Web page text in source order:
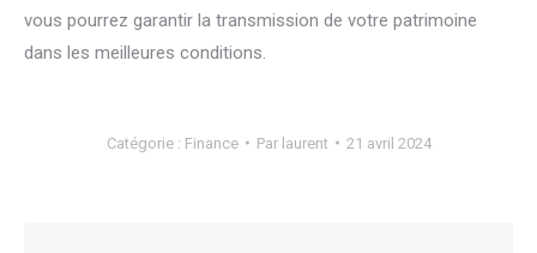
vous pourrez garantir la transmission de votre patrimoine
dans les meilleures conditions.
Catégorie : Finance Par laurent 21 avril 2024